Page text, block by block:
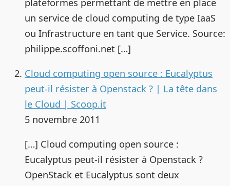
plateformes permettant de mettre en place
un service de cloud computing de type IaaS
ou Infrastructure en tant que Service. Source:
philippe.scoffoni.net […]
Cloud computing open source : Eucalyptus
peut-il résister à Openstack ? | La tête dans
le Cloud | Scoop.it
5 novembre 2011
[…] Cloud computing open source :
Eucalyptus peut-il résister à Openstack ?
OpenStack et Eucalyptus sont deux